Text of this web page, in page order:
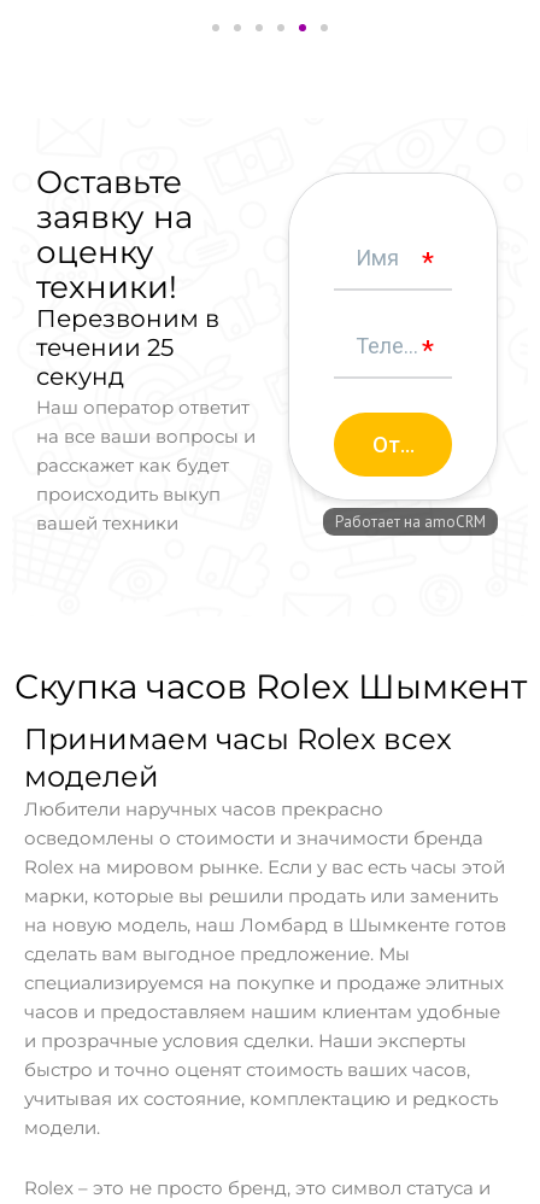
Оставьте
заявку на
оценку
техники!
Перезвоним в
течении 25
секунд
Наш оператор ответит
на все ваши вопросы и
расскажет как будет
происходить выкуп
вашей техники
Скупка часов Rolex Шымкент
Принимаем часы Rolex всех
моделей
Любители наручных часов прекрасно
осведомлены о стоимости и значимости бренда
Rolex на мировом рынке. Если у вас есть часы этой
марки, которые вы решили продать или заменить
на новую модель, наш Ломбард в Шымкенте готов
сделать вам выгодное предложение. Мы
специализируемся на покупке и продаже элитных
часов и предоставляем нашим клиентам удобные
и прозрачные условия сделки. Наши эксперты
быстро и точно оценят стоимость ваших часов,
учитывая их состояние, комплектацию и редкость
модели.
Rolex – это не просто бренд, это символ статуса и